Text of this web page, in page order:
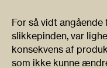
For så vidt
slikkepinden, var
konsekvens af
som ikke kunne